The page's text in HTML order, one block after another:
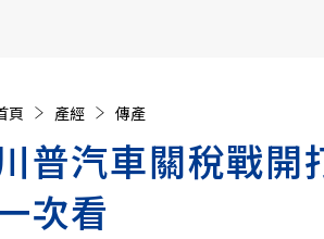
頁 產經 傳產
普汽車關稅戰開
次看